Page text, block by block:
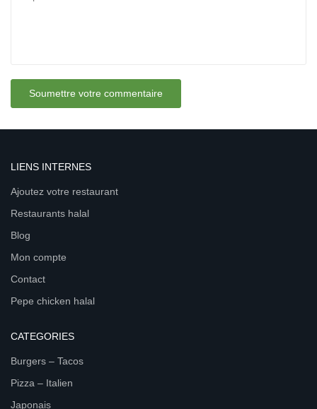
LIENS INTERNES
Ajoutez votre restaurant
Restaurants halal
Blog
Mon compte
Contact
Pepe chicken halal
CATEGORIES
Burgers – Tacos
Pizza – Italien
Japonais